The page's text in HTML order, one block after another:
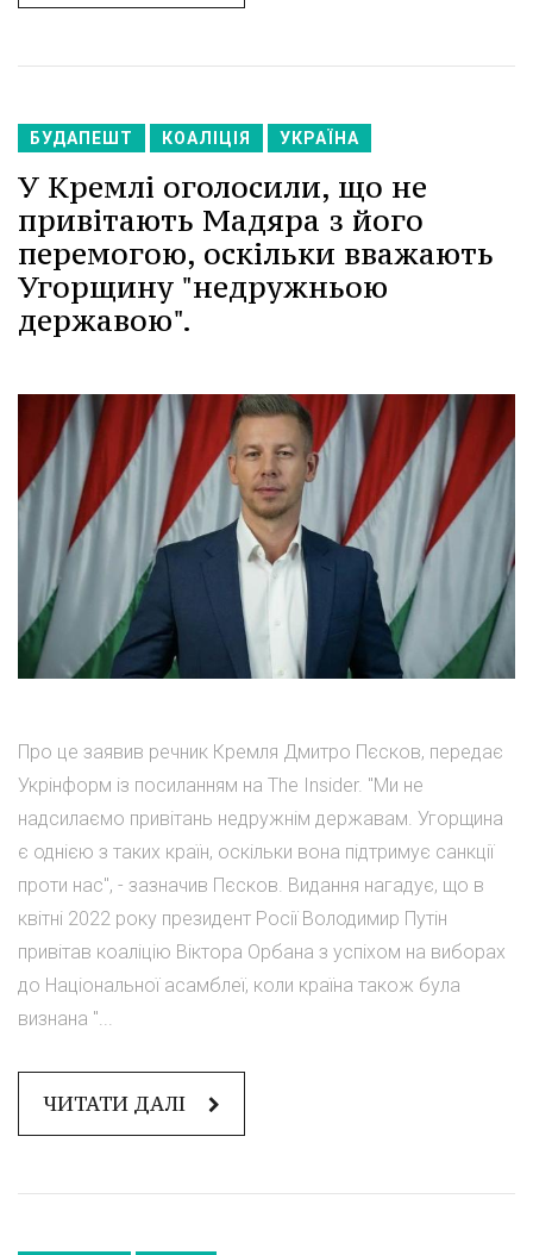
БУДАПЕШТ КОАЛІЦІЯ УКРАЇНА
У Кремлі оголосили, що не
привітають Мадяра з його
перемогою, оскільки вважають
Угорщину "недружньою
державою".
Про це заявив речник Кремля Дмитро Пєсков, передає
Укрінформ із посиланням на The Insider. "Ми не
надсилаємо привітань недружнім державам. Угорщина
є однією з таких країн, оскільки вона підтримує санкції
проти нас", - зазначив Пєсков. Видання нагадує, що в
квітні 2022 року президент Росії Володимир Путін
привітав коаліцію Віктора Орбана з успіхом на виборах
до Національної асамблеї, коли країна також була
визнана "...
ЧИТАТИ ДАЛІ